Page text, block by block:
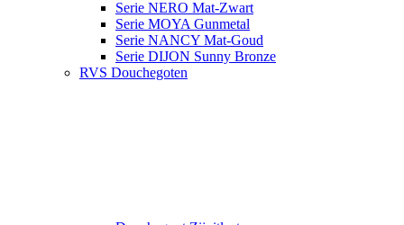
Serie NERO Mat-Zwart
Serie MOYA Gunmetal
Serie NANCY Mat-Goud
Serie DIJON Sunny Bronze
RVS Douchegoten